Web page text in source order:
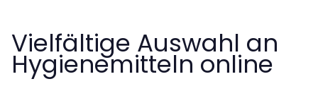
Vielfältige Auswahl an
Hygienemitteln online